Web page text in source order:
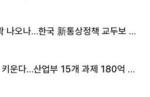
나오나…한국 新통상정책 교두보 활
키운다…산업부 15개 과제 180억 지